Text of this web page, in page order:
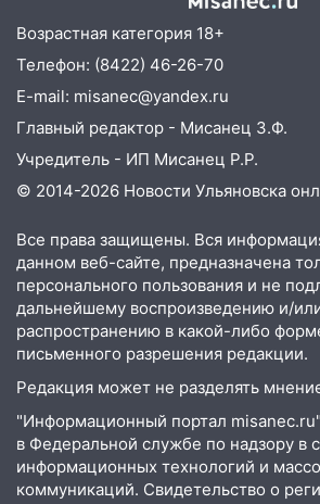
От мотофристайла до
хаски: куда сходить в
области 8–9 августа
10:11 Директора
«Нефтяной топливной
судить за неуплату 48,4 млн
налогов
велосипедисты,
пешеходы. Обзор крупных
Ульяновской области
08:30 Поджог со свечой, 16
домов и выстрел за водку
07:50
Какая погоды будет
августа
06:45 Императорский мост
Ульяновске останется
Возрастная категория 18+
Телефон: (8422) 46-26-70
E-mail: misanec@yandex.ru
Главный редактор - Мисанец З.Ф.
Учредитель - ИП Мисанец Р.Р.
© 2014-2026 Новости Ульяновска
Все права защищены. Вся
данном веб-сайте, предназначена
персонального пользования и не
дальнейшему воспроизведению и/
распространению в какой-либо
письменного разрешения редакции.
Редакция может не разделять
"Информационный портал
в Федеральной службе по надзору в
информационных технологий и
коммуникаций. Свидетельство о